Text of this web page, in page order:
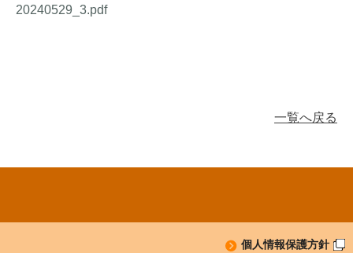
20240529_3.pdf
一覧へ戻る
個人情報保護方針